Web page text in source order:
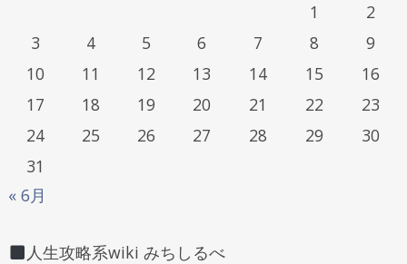
1
2
3
4 5 6 7 8
9
10
11 12 13 14 15
16
17
18 19 20 21 22
23
24
25 26 27 28 29
30
31
« 6月
人生攻略系wiki みちしるべ